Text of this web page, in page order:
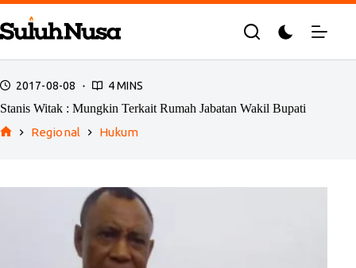
Skip
to
content
2017-08-08 4 MINS
Stanis Witak : Mungkin Terkait Rumah Jabatan Wakil Bupati
Regional Hukum